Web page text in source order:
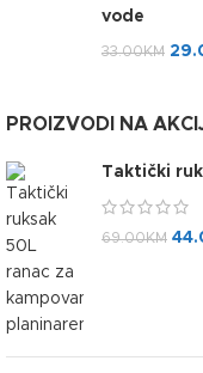
vode
33.00KM
PROIZVODI NA
Taktički
69.00KM